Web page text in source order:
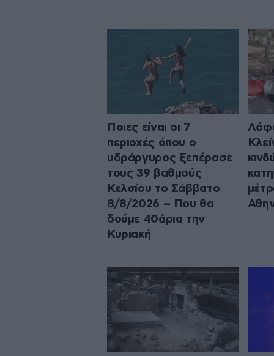
Ποιες είναι οι 7
περιοχές όπου ο
υδράργυρος ξεπέρασε
τους 39 βαθμούς
Κελσίου το Σάββατο
8/8/2026 – Που θα
δούμε 40άρια την
Κυριακή